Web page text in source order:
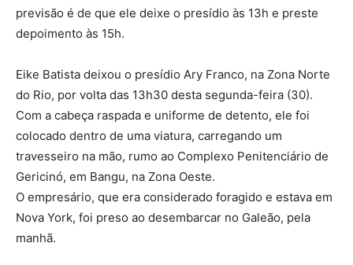
previsão é de que ele deixe o presídio às 13h e preste
depoimento às 15h.
Eike Batista deixou o presídio Ary Franco, na Zona Norte
do Rio, por volta das 13h30 desta segunda-feira (30).
Com a cabeça raspada e uniforme de detento, ele foi
colocado dentro de uma viatura, carregando um
travesseiro na mão, rumo ao Complexo Penitenciário de
Gericinó, em Bangu, na Zona Oeste.
O empresário, que era considerado foragido e estava em
Nova York, foi preso ao desembarcar no Galeão, pela
manhã.